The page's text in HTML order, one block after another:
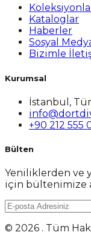
Kataloglar
Haberler
Sosyal
Bizimle
Kurumsal
İstanbul,
+90 212 555
Bülten
Yeniliklerden ve
için bültenimize
© 2026 . Tüm